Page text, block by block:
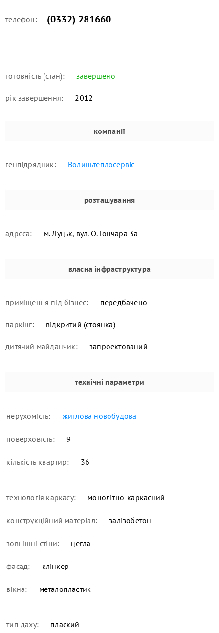
телефон: (0332) 281660
готовність (стан): завершено
рік завершення: 2012
компанії
генпідрядник: Волиньтеплосервіс
розташування
адреса: м. Луцьк, вул. О. Гончара 3а
власна інфраструктура
приміщення під бізнес: передбачено
паркінг: відкритий (стоянка)
дитячий майданчик: запроектований
технічні параметри
нерухомість: житлова новобудова
поверховість: 9
кількість квартир: 36
технологія каркасу: монолітно-каркасний
конструкційний матеріал: залізобетон
зовнішні стіни: цегла
фасад: клінкер
вікна: металопластик
тип даху: плаский